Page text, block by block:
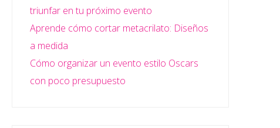
triunfar en tu próximo evento
Aprende cómo cortar metacrilato: Diseños
a medida
Cómo organizar un evento estilo Oscars
con poco presupuesto